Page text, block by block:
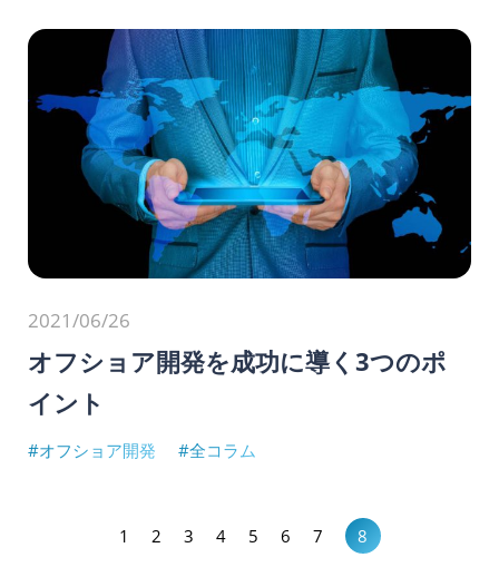
2021/06/26
オフショア開発を成功に導く3つのポ
イント
#オフショア開発 #全コラム
1 2 3 4 5 6 7 8